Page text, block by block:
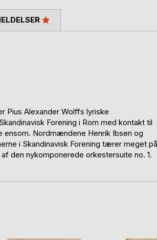
Pius Alexander Wolffs lyriske
Forening i Rom med kontakt til
ensom. Nordmændene Henrik Ibsen og
i Skandinavisk Forening tærer meget på
den nykomponerede orkestersuite no. 1.